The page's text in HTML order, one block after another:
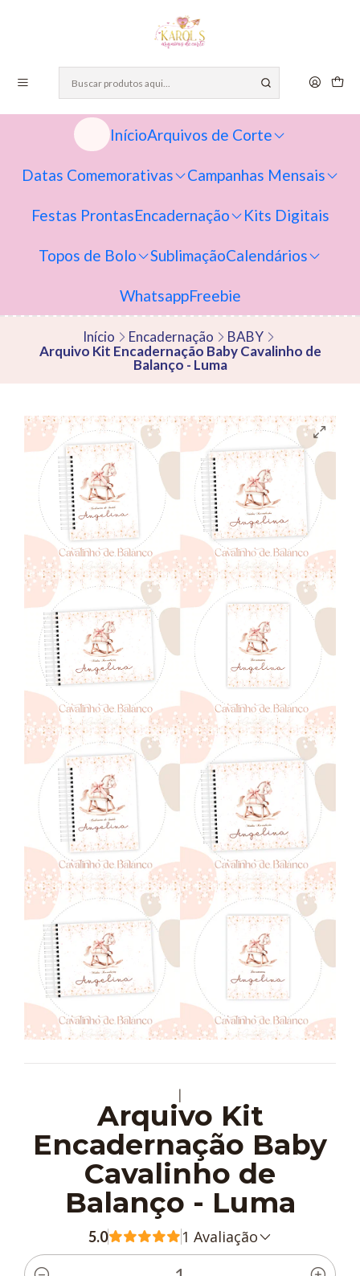
InícioArquivos de Corte
Datas Comemorativas Campanhas Mensais
Festas ProntasEncadernação Kits Digitais
Topos de Bolo SublimaçãoCalendários
WhatsappFreebie
Início Encadernação
BABY
Arquivo Kit Encadernação Baby Cavalinho de
Balanço - Luma
|
Arquivo Kit
Encadernação Baby
Cavalinho de
Balanço - Luma
5.0 1 Avaliação